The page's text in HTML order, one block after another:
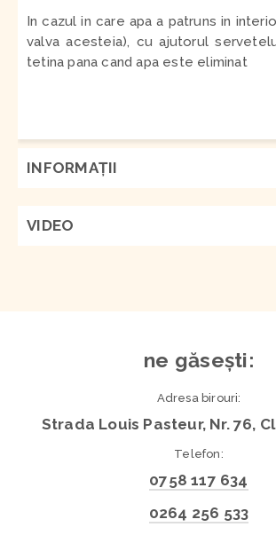
In cazul in care apa a patruns in
valva acesteia), cu ajutorul
tetina pana cand apa este eliminat
INFORMAŢII
VIDEO
ne găsești:
Adresa birouri:
Strada Louis Pasteur, Nr. 76,
Telefon:
0758 117 634
0264 256 533